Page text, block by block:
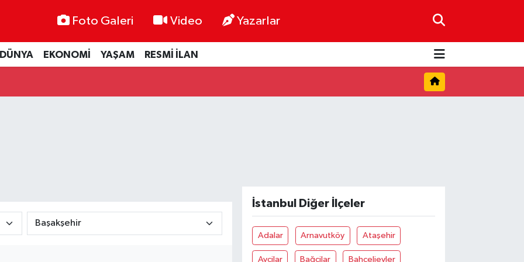
Foto Galeri Video Yazarlar
DÜNYA EKONOMİ YAŞAM RESMİ İLAN
İstanbul Diğer İlçeler
Adalar Arnavutköy Ataşehir
Avcilar Bağcilar Bahçelievler